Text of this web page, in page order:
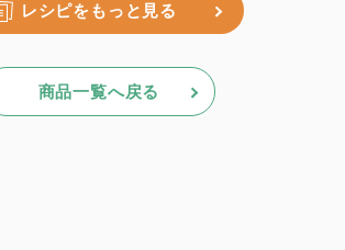
レシピをもっと見る
商品一覧へ戻る